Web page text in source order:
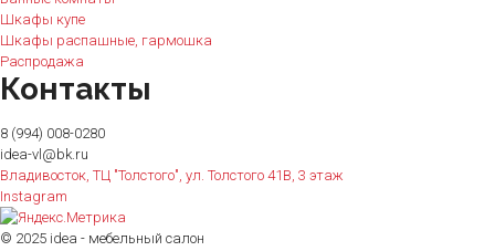
Шкафы купе
Шкафы распашные, гармошка
Распродажа
Контакты
8 (994) 008-0280
idea-vl@bk.ru
Владивосток, ТЦ "Толстого", ул. Толстого 41В, 3 этаж
Instagram
© 2025 idea - мебельный салон